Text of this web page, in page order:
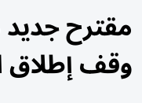
مقترح
وقف إطلاق